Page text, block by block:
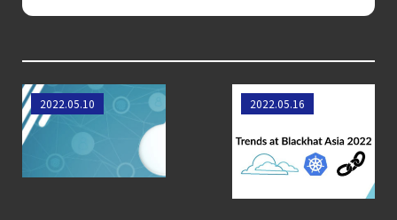
【ブログ】
CTEMとは何か｜
攻撃者視点でクラウドの弱点を可視化する新
【ブログ】
CNAPP選定ガイド
クラウドとコンテ
ナセキュリティを確
保するための10の
2022.05.10
Blackhat Asia 2022
Kubernetes、クラ
ウドセキュリティな
2022.05.16